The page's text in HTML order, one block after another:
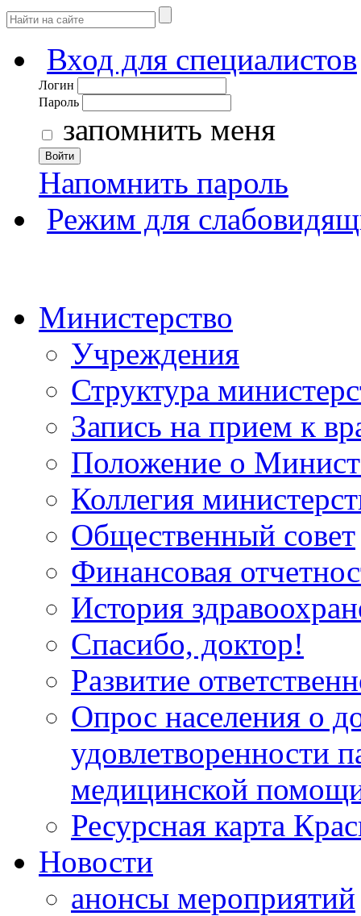
Вход для специалистов
Логин
Пароль
запомнить меня
Войти
Напомнить пароль
Режим для
Министерство
Учреждения
Структура
Запись на прием к
Положение о
Коллегия
Общественный совет
Финансовая
История
Спасибо, доктор!
Развитие
Опрос населения о
удовлетворенности
медицинской
Ресурсная карта
Новости
анонсы мероприятий